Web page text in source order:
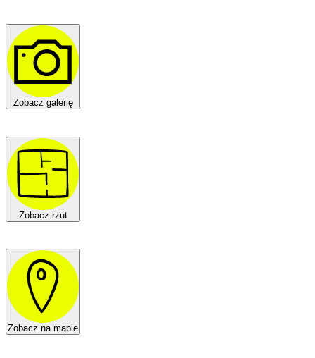
Zobacz galerię
Zobacz rzut
Zobacz na mapie